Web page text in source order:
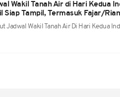
Wakil Tanah Air di Hari Kedua
Siap Tampil, Termasuk Fajar/
Jadwal Wakil Tanah Air Di Hari Kedua